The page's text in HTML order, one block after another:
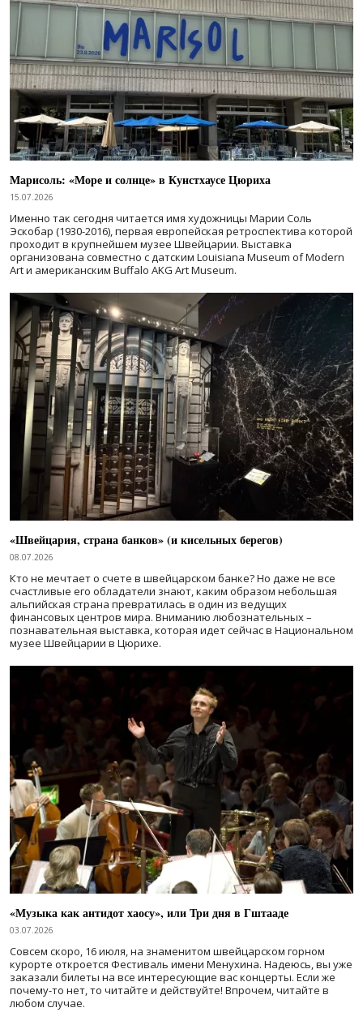
Марисоль: «Море и солнце» в Кунстхаусе Цюриха
15.07.2026
Именно так сегодня читается имя художницы Марии Соль
Эскобар (1930-2016), первая европейская ретроспектива которой
проходит в крупнейшем музее Швейцарии. Выставка
организована совместно с датским Louisiana Museum of Modern
Art и американским Buffalo AKG Art Museum.
«Швейцария, страна банков» (и кисельных берегов)
08.07.2026
Кто не мечтает о счете в швейцарском банке? Но даже не все
счастливые его обладатели знают, каким образом небольшая
альпийская страна превратилась в один из ведущих
финансовых центров мира. Вниманию любознательных –
познавательная выставка, которая идет сейчас в Национальном
музее Швейцарии в Цюрихе.
«Музыка как антидот хаосу», или Три дня в Гштааде
03.07.2026
Совсем скоро, 16 июля, на знаменитом швейцарском горном
курорте откроется Фестиваль имени Менухина. Надеюсь, вы уже
заказали билеты на все интересующие вас концерты. Если же
почему-то нет, то читайте и действуйте! Впрочем, читайте в
любом случае.